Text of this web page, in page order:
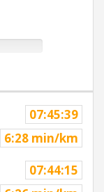
07:45:39
6:28 min/km
07:44:15